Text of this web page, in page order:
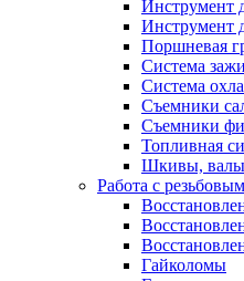
Инструмент
Инструмент
Поршневая
Система
Система
Съемники
Съемники
Топливная
Шкивы,
Работа с
Гайколомы